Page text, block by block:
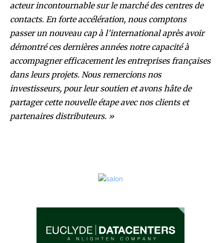
acteur incontournable sur le marché des centres de
contacts. En forte accélération, nous comptons
passer un nouveau cap à l’international après avoir
démontré ces dernières années notre capacité à
accompagner efficacement les entreprises françaises
dans leurs projets. Nous remercions nos
investisseurs, pour leur soutien et avons hâte de
partager cette nouvelle étape avec nos clients et
partenaires distributeurs. »